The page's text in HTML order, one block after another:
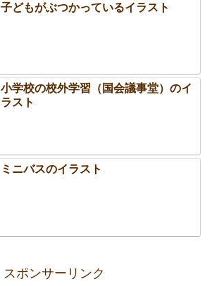
子どもがぶつかっているイラスト
小学校の校外学習（国会議事堂）のイ
ラスト
ミニバスのイラスト
スポンサーリンク